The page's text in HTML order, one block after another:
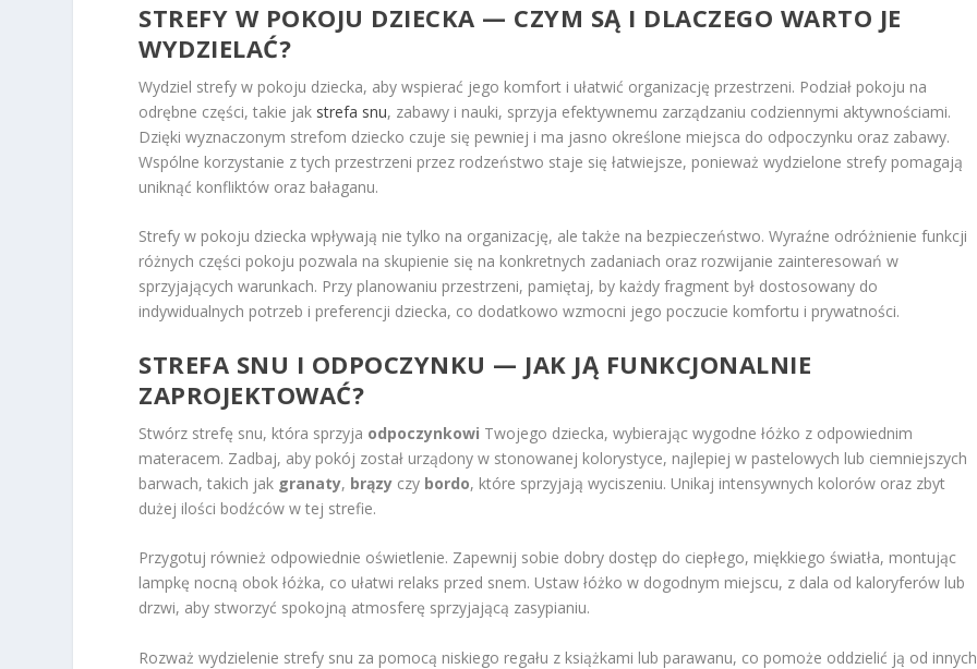
STREFY W POKOJU DZIECKA — CZYM SĄ I DLACZEGO WARTO JE
WYDZIELAĆ?
Wydziel strefy w pokoju dziecka, aby wspierać jego komfort i ułatwić organizację przestrzeni. Podział pokoju na
odrębne części, takie jak strefa snu, zabawy i nauki, sprzyja efektywnemu zarządzaniu codziennymi aktywnościami.
Dzięki wyznaczonym strefom dziecko czuje się pewniej i ma jasno określone miejsca do odpoczynku oraz zabawy.
Wspólne korzystanie z tych przestrzeni przez rodzeństwo staje się łatwiejsze, ponieważ wydzielone strefy pomagają
uniknąć konfliktów oraz bałaganu.
Strefy w pokoju dziecka wpływają nie tylko na organizację, ale także na bezpieczeństwo. Wyraźne odróżnienie funkcji
różnych części pokoju pozwala na skupienie się na konkretnych zadaniach oraz rozwijanie zainteresowań w
sprzyjających warunkach. Przy planowaniu przestrzeni, pamiętaj, by każdy fragment był dostosowany do
indywidualnych potrzeb i preferencji dziecka, co dodatkowo wzmocni jego poczucie komfortu i prywatności.
STREFA SNU I ODPOCZYNKU — JAK JĄ FUNKCJONALNIE
ZAPROJEKTOWAĆ?
Stwórz strefę snu, która sprzyja odpoczynkowi Twojego dziecka, wybierając wygodne łóżko z odpowiednim
materacem. Zadbaj, aby pokój został urządony w stonowanej kolorystyce, najlepiej w pastelowych lub ciemniejszych
barwach, takich jak granaty, brązy czy bordo, które sprzyjają wyciszeniu. Unikaj intensywnych kolorów oraz zbyt
dużej ilości bodźców w tej strefie.
Przygotuj również odpowiednie oświetlenie. Zapewnij sobie dobry dostęp do ciepłego, miękkiego światła, montując
lampkę nocną obok łóżka, co ułatwi relaks przed snem. Ustaw łóżko w dogodnym miejscu, z dala od kaloryferów lub
drzwi, aby stworzyć spokojną atmosferę sprzyjającą zasypianiu.
Rozważ wydzielenie strefy snu za pomocą niskiego regału z książkami lub parawanu, co pomoże oddzielić ją od innych